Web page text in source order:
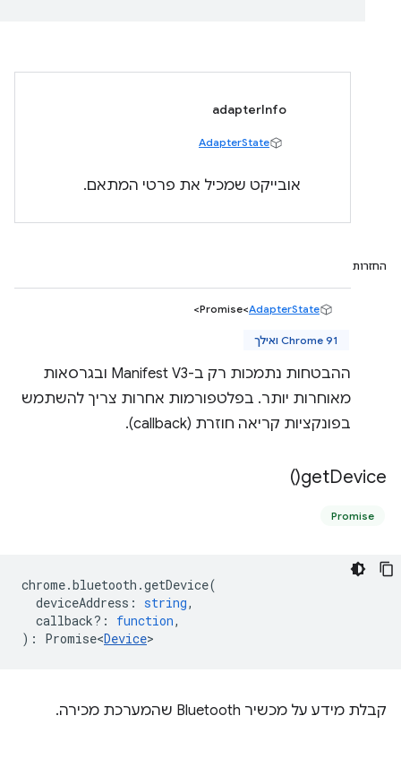
adapterInfo
AdapterState
אובייקט שמכיל את פרטי המתאם.
החזרות
Promise<AdapterState
>
Chrome 91 ואילך
ההבטחות נתמכות רק ב-Manifest V3 ובגרסאות
מאוחרות יותר. בפלטפורמות אחרות צריך להשתמש
בפונקציות קריאה חוזרת (callback).
getDevice(
)
Promise
chrome.bluetooth .getDevice(
deviceAddress : string,
callback? : function,
) : Promise<Device>
קבלת מידע על מכשיר Bluetooth שהמערכת מכירה.